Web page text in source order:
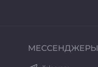
МЕССЕНДЖЕРЫ